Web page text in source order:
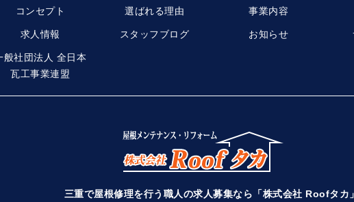
コンセプト 選ばれる理由 事業内容
求人情報 スタッフブログ お知らせ
般社団法人 全日本
瓦工事業連盟
三重で屋根修理を行う職人の求人募集なら「株式会社 Roofタカ」